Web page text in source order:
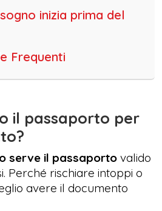
inizia prima del
Frequenti
il passaporto per
serve il passaporto valido
Perché rischiare intoppi o
avere il documento